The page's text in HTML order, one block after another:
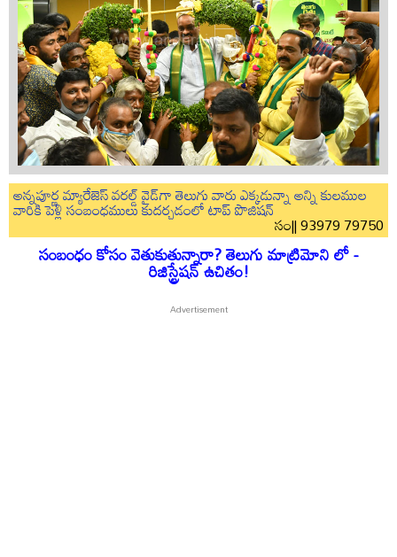
అన్నపూర్ణ మ్యారేజెస్ వరల్డ్ వైడ్‌గా తెలుగు వారు ఎక్కడున్నా అన్ని కులముల
వారికి పెళ్లి సంబంధములు కుదర్చడంలో టాప్ పొజిషన్
సం|| 93979 79750
సంబంధం కోసం వెతుకుతున్నారా? తెలుగు మాట్రిమోని లో -
రిజిస్ట్రేషన్ ఉచితం!